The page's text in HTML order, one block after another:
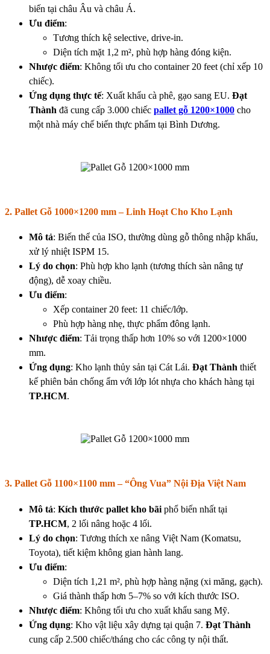
biến tại châu Âu và châu Á.
Ưu điểm:
Tương thích kệ selective, drive-in.
Diện tích mặt 1,2 m², phù hợp hàng đóng kiện.
Nhược điểm: Không tối ưu cho container 20 feet (chỉ xếp 10
chiếc).
Ứng dụng thực tế: Xuất khẩu cà phê, gạo sang EU. Đạt
Thành đã cung cấp 3.000 chiếc pallet gỗ 1200×1000 cho
một nhà máy chế biến thực phẩm tại Bình Dương.
2. Pallet Gỗ 1000×1200 mm – Linh Hoạt Cho Kho Lạnh
Mô tả: Biến thể của ISO, thường dùng gỗ thông nhập khẩu,
xử lý nhiệt ISPM 15.
Lý do chọn: Phù hợp kho lạnh (tương thích sàn nâng tự
động), dễ xoay chiều.
Ưu điểm:
Xếp container 20 feet: 11 chiếc/lớp.
Phù hợp hàng nhẹ, thực phẩm đông lạnh.
Nhược điểm: Tải trọng thấp hơn 10% so với 1200×1000
mm.
Ứng dụng: Kho lạnh thủy sản tại Cát Lái. Đạt Thành thiết
kế phiên bản chống ẩm với lớp lót nhựa cho khách hàng tại
TP.HCM.
3. Pallet Gỗ 1100×1100 mm – “Ông Vua” Nội Địa Việt Nam
Mô tả: Kích thước pallet kho bãi phổ biến nhất tại
TP.HCM, 2 lối nâng hoặc 4 lối.
Lý do chọn: Tương thích xe nâng Việt Nam (Komatsu,
Toyota), tiết kiệm không gian hành lang.
Ưu điểm:
Diện tích 1,21 m², phù hợp hàng nặng (xi măng, gạch).
Giá thành thấp hơn 5–7% so với kích thước ISO.
Nhược điểm: Không tối ưu cho xuất khẩu sang Mỹ.
Ứng dụng: Kho vật liệu xây dựng tại quận 7. Đạt Thành
cung cấp 2.500 chiếc/tháng cho các công ty nội thất.